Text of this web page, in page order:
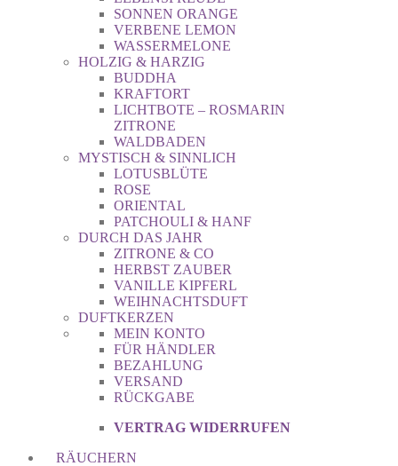
SONNEN ORANGE
VERBENE LEMON
WASSERMELONE
HOLZIG & HARZIG
BUDDHA
KRAFTORT
LICHTBOTE – ROSMARIN
ZITRONE
WALDBADEN
MYSTISCH & SINNLICH
LOTUSBLÜTE
ROSE
ORIENTAL
PATCHOULI & HANF
DURCH DAS JAHR
ZITRONE & CO
HERBST ZAUBER
VANILLE KIPFERL
WEIHNACHTSDUFT
DUFTKERZEN
MEIN KONTO
FÜR HÄNDLER
BEZAHLUNG
VERSAND
RÜCKGABE
VERTRAG WIDERRUFEN
RÄUCHERN